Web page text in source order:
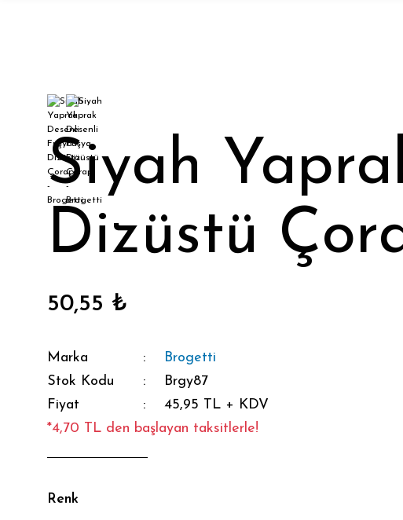
Siyah
Dizüstü
50,55 ₺
Marka
Brogetti
Stok Kodu
Brgy87
Fiyat
45,95 TL + KDV
*4,70 TL den başlayan taksitlerle!
Renk